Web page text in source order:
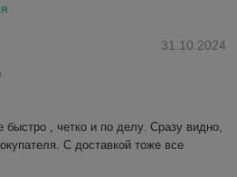
31.10.2024
быстро , четко и по делу. Сразу видно,
С доставкой тоже все